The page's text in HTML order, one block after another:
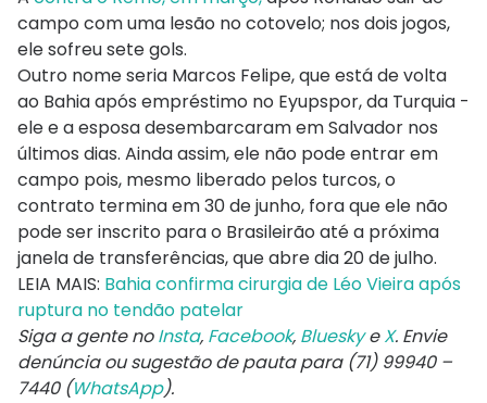
campo com uma lesão no cotovelo; nos dois jogos,
ele sofreu sete gols.
Outro nome seria Marcos Felipe, que está de volta
ao Bahia após empréstimo no Eyupspor, da Turquia -
ele e a esposa desembarcaram em Salvador nos
últimos dias. Ainda assim, ele não pode entrar em
campo pois, mesmo liberado pelos turcos, o
contrato termina em 30 de junho, fora que ele não
pode ser inscrito para o Brasileirão até a próxima
janela de transferências, que abre dia 20 de julho.
LEIA MAIS: Bahia confirma cirurgia de Léo Vieira após
ruptura no tendão patelar
Siga a gente noInsta, Facebook, BlueskyeX. Envie
denúncia ou sugestão de pauta para (71) 99940 –
7440 (WhatsApp).